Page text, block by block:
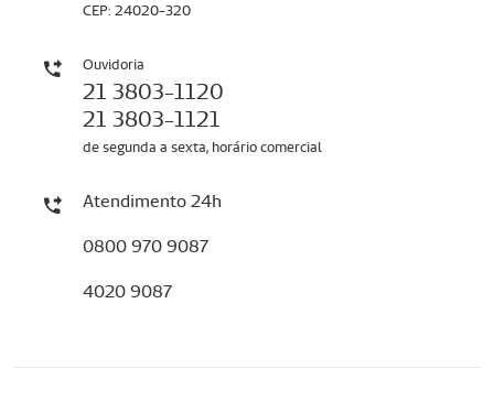
CEP: 24020-320
Ouvidoria
21 3803-1120
21 3803-1121
de segunda a sexta, horário comercial
Atendimento 24h
0800 970 9087
4020 9087